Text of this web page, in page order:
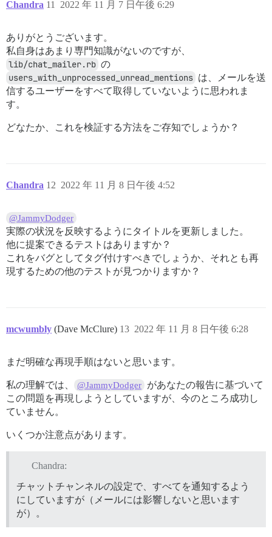
Chandra 2022 年 11 月 7 日午後 6:29
11
ありがとうございます。
私自身はあまり専門知識がないのですが、
lib/chat_mailer.rb の
users_with_unprocessed_unread_mentions は、メールを送
信するユーザーをすべて取得していないように思われま
す。
どなたか、これを検証する方法をご存知でしょうか？
Chandra 2022 年 11 月 8 日午後 4:52
12
@JammyDodger
実際の状況を反映するようにタイトルを更新しました。
他に提案できるテストはありますか？
これをバグとしてタグ付けすべきでしょうか、それとも再
現するための他のテストが見つかりますか？
mcwumbly (Dave McClure) 2022 年 11 月 8 日午後 6:28
13
まだ明確な再現手順はないと思います。
私の理解では、 @JammyDodger
があなたの報告に基づいて
この問題を再現しようとしていますが、今のところ成功し
ていません。
いくつか注意点があります。
Chandra:
チャットチャンネルの設定で、すべてを通知するよう
にしていますが（メールには影響しないと思います
が）。